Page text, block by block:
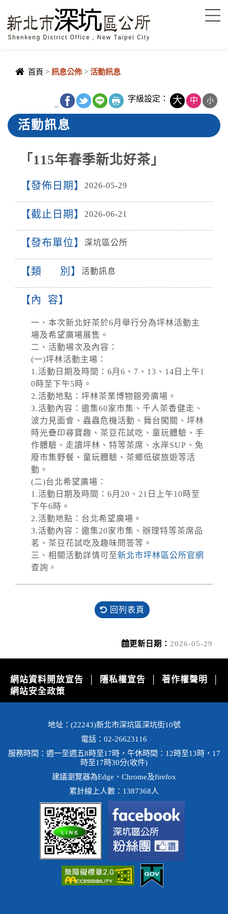
首頁 > 訊息公佈> 活動訊息
字級設定： 大 中 小
活動訊息
「115年春季新北好茶」
發佈日期 2026-05-29
截止日期 2026-06-21
發布單位 深坑區公所
類 別 活動訊息
內 容
一、本次新北好茶於6月舉行分為坪林活動主
場及希望廣場展售。
二、活動場次及內容：
(一)坪林活動主場：
1.活動日期及時間：6月6、7、13、14日上午1
0時至下午5時。
2.活動地點：坪林茶業博物館旁廣場。
3.活動內容：邀集60家市集、千人茶香健走、
波力見面會、蟲蟲危機活動、舞台闖關、坪林
時光疊印尋寶趣、茶豆花試吃、童玩體驗、手
作體驗、走讀坪林、特等茶席、水岸SUP、免
廢市集野餐、童玩體驗、茶鄉低碳旅遊等活
動。
(二)台北希望廣場：
1.活動日期及時間：6月20、21日上午10時至
下午6時。
2.活動地點：台北希望廣場。
3.活動內容：邀集20家市集、辦理特等茶席品
茗、茶豆花試吃及趣味問答等。
三、相關活動詳情可至新北市坪林區公所官網
查詢。
回列表頁
更新日期： 2026-05-29
網站資料開放宣告 隱私權宣告 著作權聲明
網站安全政策
地址：(22243)新北市深坑區深坑街10號
電話：02-26623116
服務時間：週一至週五8時至17時，午休時間：12時至13時，17
時至17時30分(收件)
建議瀏覽器為Edge、Chrome及firefox
累計線上人數：1387368人